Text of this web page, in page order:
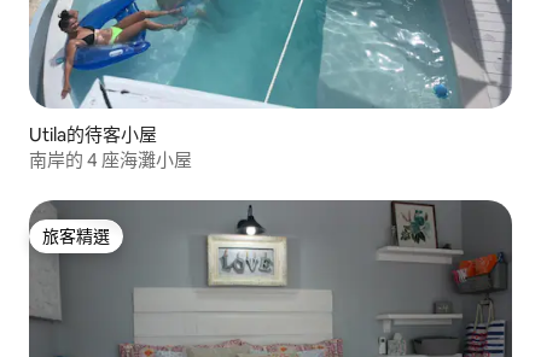
Utila的待客小屋
南岸的 4 座海灘小屋
旅客精選
旅客精選